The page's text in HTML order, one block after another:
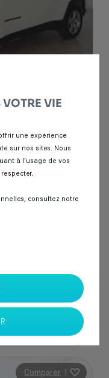
Comparer |
VIE
une expérience
sur nos sites. Nous
à l’usage de vos
consultez notre